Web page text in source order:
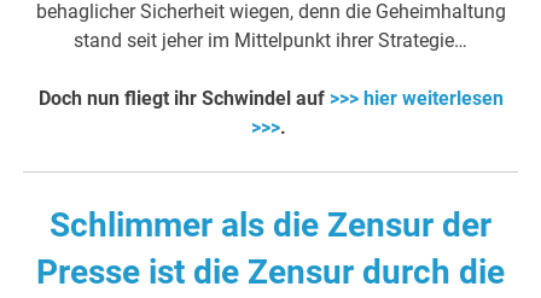
behaglicher Sicherheit wiegen, denn die Geheimhaltung
stand seit jeher im Mittelpunkt ihrer Strategie…
Doch nun fliegt ihr Schwindel auf >>> hier weiterlesen
>>>.
Schlimmer als die Zensur der
Presse ist die Zensur durch die